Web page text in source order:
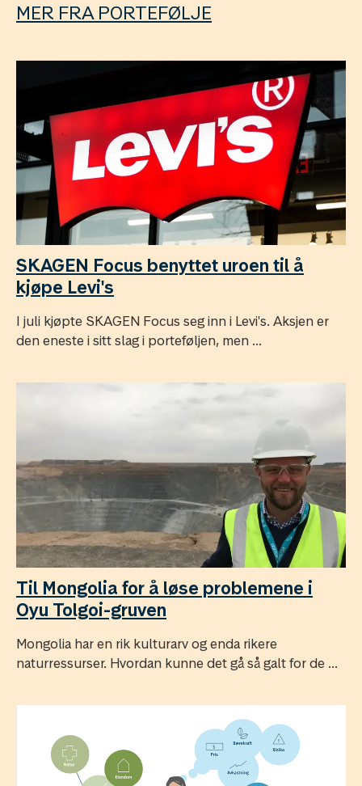
MER FRA PORTEFØLJE
SKAGEN Focus benyttet uroen til å
kjøpe Levi's
I juli kjøpte SKAGEN Focus seg inn i Levi's. Aksjen er
den eneste i sitt slag i porteføljen, men ...
Til Mongolia for å løse problemene i
Oyu Tolgoi-gruven
Mongolia har en rik kulturarv og enda rikere
naturressurser. Hvordan kunne det gå så galt for de ...